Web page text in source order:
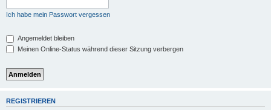
Ich habe mein Passwort vergessen
Angemeldet bleiben
Meinen Online-Status während dieser Sitzung verbergen
REGISTRIEREN